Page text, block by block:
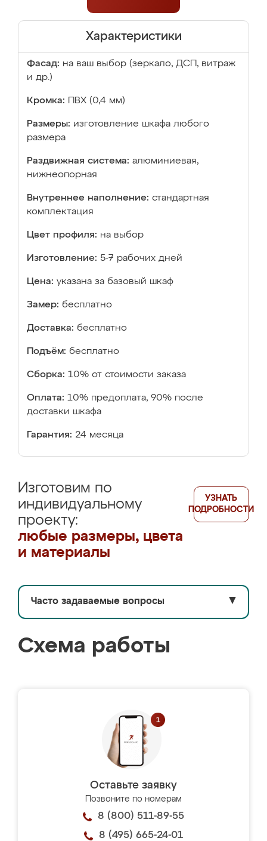
Характеристики
Фасад: на ваш выбор (зеркало, ДСП, витраж
и др.)
Кромка: ПВХ (0,4 мм)
Размеры: изготовление шкафа любого
размера
Раздвижная система: алюминиевая,
нижнеопорная
Внутреннее наполнение: стандартная
комплектация
Цвет профиля: на выбор
Изготовление: 5-7 рабочих дней
Цена: указана за базовый шкаф
Замер: бесплатно
Доставка: бесплатно
Подъём: бесплатно
Сборка: 10% от стоимости заказа
Оплата: 10% предоплата, 90% после
доставки шкафа
Гарантия: 24 месяца
Изготовим по
индивидуальному
проекту:
любые размеры, цвета
и материалы
УЗНАТЬ
ПОДРОБНОСТИ
Часто задаваемые вопросы ▼
Схема работы
Оставьте заявку
Позвоните по номерам
8 (800) 511-89-55
8 (495) 665-24-01